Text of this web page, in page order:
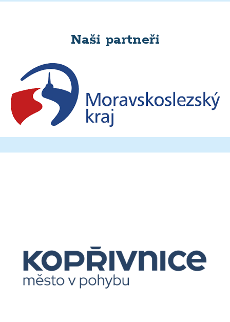
Naši partneři